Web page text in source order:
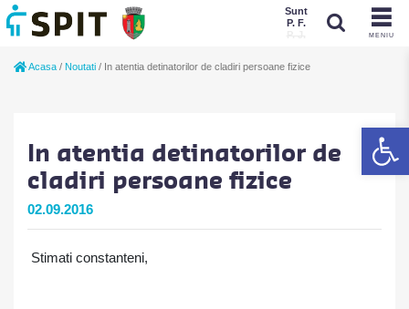
MENIU
Sunt
P. F.
P. J.
Acasa / Noutati / In atentia detinatorilor de cladiri persoane fizice
In atentia detinatorilor de
cladiri persoane fizice
02.09.2016
Stimati constanteni,